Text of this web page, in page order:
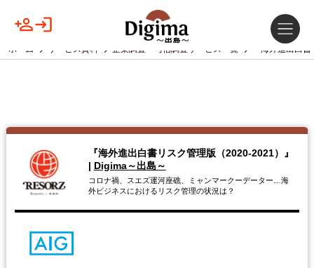
ホーム サービス資料 企業調査・与信調査サービス一覧 『海外進出白
『海外進出白書リスク管理版（2020-2021）』
| Digima～出島～
コロナ禍、スエズ運河座礁、ミャンマークーデーター…海
外ビジネスにおけるリスク管理の状況は？